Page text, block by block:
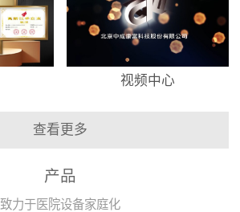
视频中心
查看更多
产品
致力于医院设备家庭化